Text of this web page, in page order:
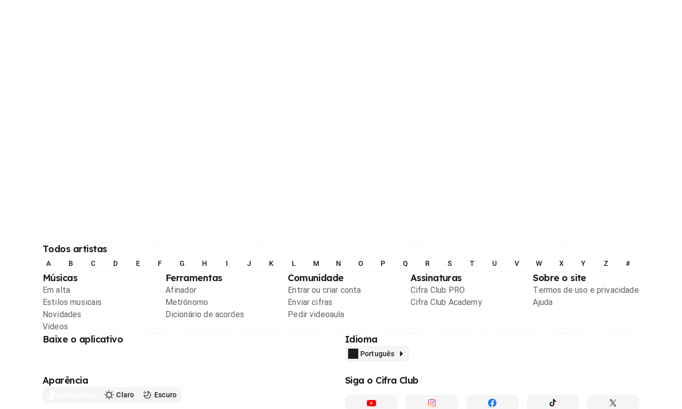
Todos artistas
A B C D E F G H I J K L M N O P Q R S T U V W X Y Z #
Músicas
Em alta
Estilos musicais
Novidades
Videos
Ferramentas
Afinador
Metrônomo
Dicionário de acordes
Comunidade
Entrar ou criar conta
Enviar cifras
Pedir videoaula
Assinaturas
Cifra Club PRO
Cifra Club Academy
Sobre o site
Termos de uso e privacidade
Ajuda
Baixe o aplicativo Idioma
Português
Aparência
Claro Escuro
Siga o Cifra Club